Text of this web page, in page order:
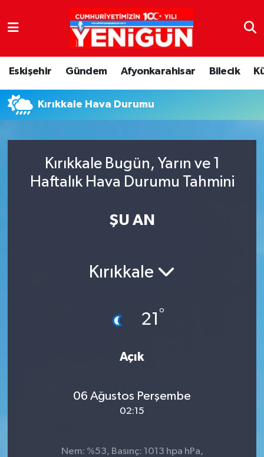
Eskişehir Gündem Afyonkarahisar Bilecik
Kırıkkale Hava Durumu
Kırıkkale Bugün, Yarın ve 1
Haftalık Hava Durumu Tahmini
ŞU AN
Kırıkkale
21 °
Açık
06 Ağustos Perşembe
02:15
Nem: %53, Basınç: 1013 hpa hPa,
Nöbetçi Eczaneler
Hava Durumu
Trafik Durumu
Tüm Manşetler